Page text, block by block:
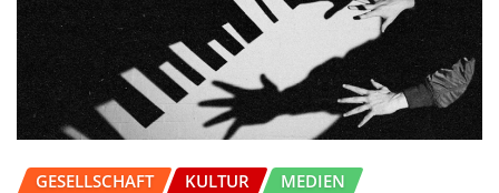
GESELLSCHAFT KULTUR
MEDIEN